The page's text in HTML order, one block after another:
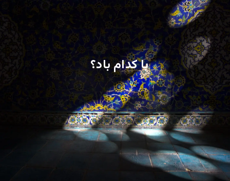
با کدام باد؟